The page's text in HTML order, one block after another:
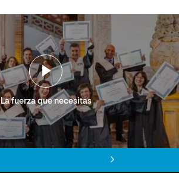
La fuerza que necesitas